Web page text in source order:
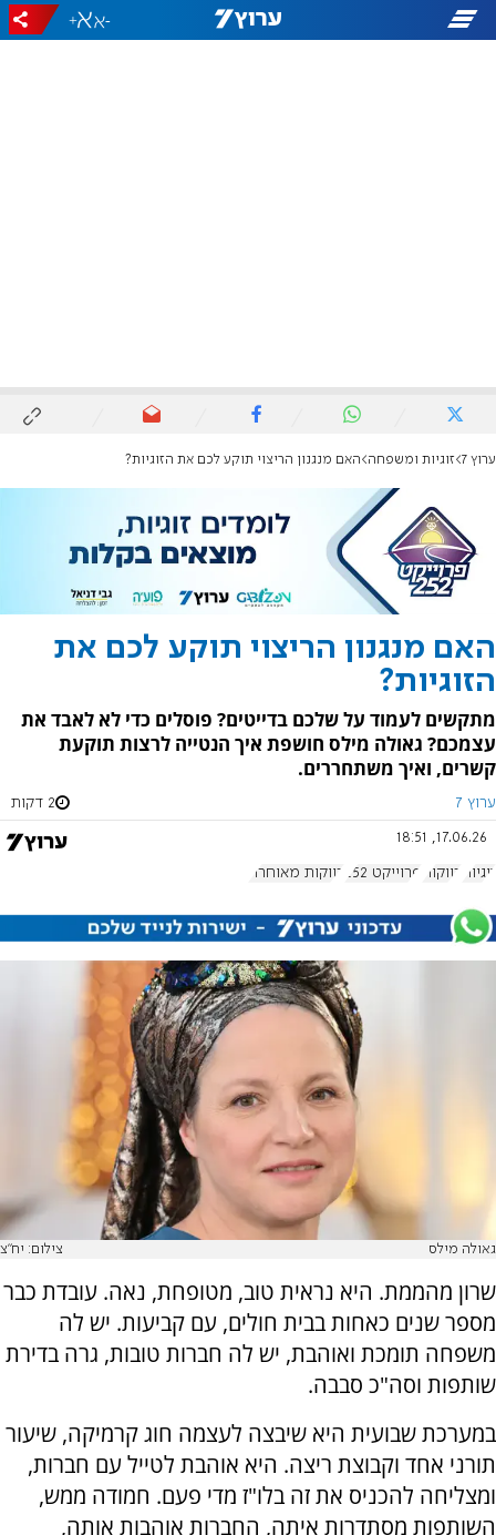
-
+
ערוץ 7 זוגיות ומשפחה האם מנגנון הריצוי תוקע לכם את הזוגיות?
האם מנגנון הריצוי תוקע לכם את
הזוגיות?
מתקשים לעמוד על שלכם בדייטים? פוסלים כדי לא לאבד את
עצמכם? גאולה מילס חושפת איך הנטייה לרצות תוקעת
קשרים, ואיך משתחררים.
ערוץ 7 2 דקות
17.06.26, 18:51
זוגיות רווקות פרוייקט 252 רווקות מאוחרת
גאולה מילס צילום: יח"צ
שרון מהממת. היא נראית טוב, מטופחת, נאה. עובדת כבר
מספר שנים כאחות בבית חולים, עם קביעות. יש לה
משפחה תומכת ואוהבת, יש לה חברות טובות, גרה בדירת
שותפות וסה"כ סבבה.
במערכת שבועית היא שיבצה לעצמה חוג קרמיקה, שיעור
תורני אחד וקבוצת ריצה. היא אוהבת לטייל עם חברות,
ומצליחה להכניס את זה בלו"ז מדי פעם. חמודה ממש,
השותפות מסתדרות איתה, החברות אוהבות אותה,